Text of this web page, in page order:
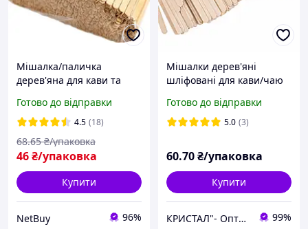
Мішалка/паличка
дерев'яна для кави та
Готово до відправки
4.5 (18)
46₴/упаковка
68.65 ₴/упаковка
Купити
NetBuy 96%
Мішалки дерев'яні
шліфовані для кави/чаю
мішок)
Готово до відправки
5.0 (3)
60.70₴/упаковка
Купити
КРИСТАЛ"- Оптова та розрібна торгівля одноразовим посудом,товарами санітарно-побутового призначення 99%